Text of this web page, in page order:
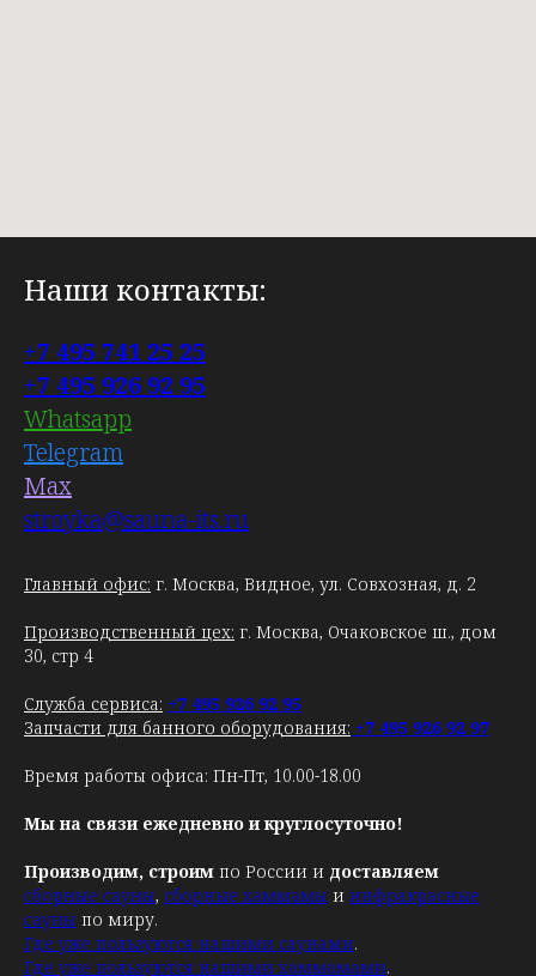
Наши контакты:
+7 495 741 25 25
+7 495 926 92 95
Whatsapp
Telegram
Max
stroyka@sauna-its.ru
Главный офис: г. Москва, Видное, ул. Совхозная, д. 2
Производственный цех: г. Москва, Очаковское ш., дом
30, стр 4
Служба сервиса: +7 495 926 92 95
Запчасти для банного оборудования: +7 495 926 92 97
Время работы офиса: Пн-Пт, 10.00-18.00
Мы на связи ежедневно и круглосуточно!
Производим, строим по России и доставляем
сборные сауны, сборные хаммамы и инфракрасные
сауны по миру.
Где уже пользуются нашими саунами.
Где уже пользуются нашими хаммамами.